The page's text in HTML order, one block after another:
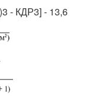
- КДР3] - 13,6